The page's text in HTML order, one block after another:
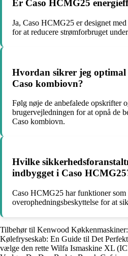
Er Caso HCMG25
Ja, Caso HCMG25 er designet
for at reducere strømforbruget
Hvordan sikrer jeg
Caso kombiovn?
Følg nøje de anbefalede opskrifter
brugervejledningen for at opnå de
Caso kombiovn.
Hvilke
indbygget i Caso
Caso HCMG25 har funktioner
overophedningsbeskyttelse for at
Tilbehør til Kenwood
Kølefryseskab: En Guide til Det
vælge den rette Wilfa Ismaskine XL